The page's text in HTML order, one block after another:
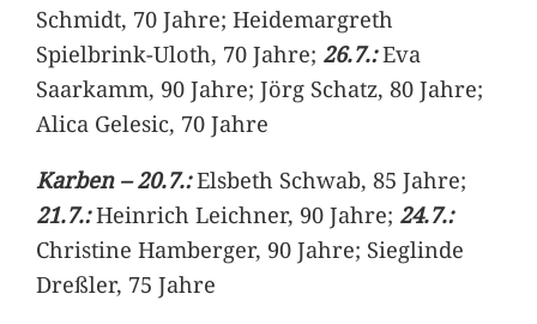
Schmidt, 70 Jahre; Heidemargreth
Spielbrink-Uloth, 70 Jahre; 26.7.:Eva
Saarkamm, 90 Jahre; Jörg Schatz, 80 Jahre;
Alica Gelesic, 70 Jahre
Karben – 20.7.:Elsbeth Schwab, 85 Jahre;
21.7.:Heinrich Leichner, 90 Jahre; 24.7.:
Christine Hamberger, 90 Jahre; Sieglinde
Dreßler, 75 Jahre